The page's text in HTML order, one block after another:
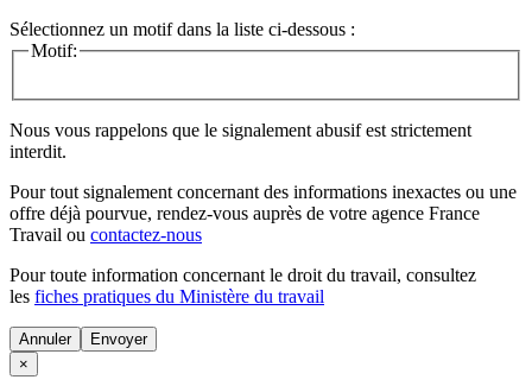
Sélectionnez un motif dans la liste ci-dessous :
Motif:
Nous vous rappelons que le signalement abusif est strictement
interdit.
Pour tout signalement concernant des informations inexactes ou une
offre déjà pourvue, rendez-vous auprès de votre agence France
Travail ou contactez-nous
Pour toute information concernant le droit du travail, consultez
les fiches pratiques du Ministère du travail
Annuler
×